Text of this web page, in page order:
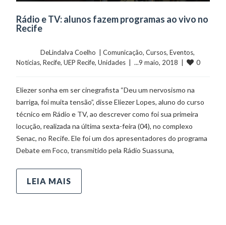
Rádio e TV: alunos fazem programas ao vivo no
Recife
	    	DeLindalva Coelho  |
Comunicação, Cursos, Eventos
Notícias, Recife, UEP Recife, Unidades
  |  ...9 maio, 2018  |
0
Eliezer sonha em ser cinegrafista “Deu um nervosismo na
barriga, foi muita tensão”, disse Eliezer Lopes, aluno do curso
técnico em Rádio e TV, ao descrever como foi sua primeira
locução, realizada na última sexta-feira (04), no complexo
Senac, no Recife. Ele foi um dos apresentadores do programa
Debate em Foco, transmitido pela Rádio Suassuna,
LEIA MAIS